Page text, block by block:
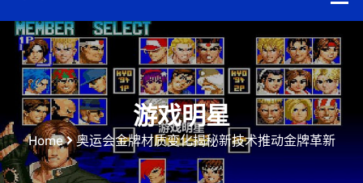
游戏明星
Home 奥运会金牌材质变化揭秘新技术推动金牌革新